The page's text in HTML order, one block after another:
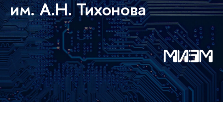
им. А.Н. Тихонова